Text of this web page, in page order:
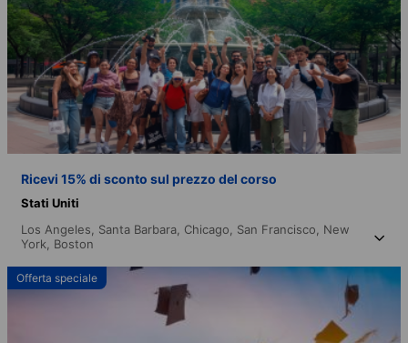
Ricevi 15% di sconto sul prezzo del corso
Stati Uniti
Los Angeles, Santa Barbara, Chicago, San Francisco, New
York, Boston
Offerta speciale